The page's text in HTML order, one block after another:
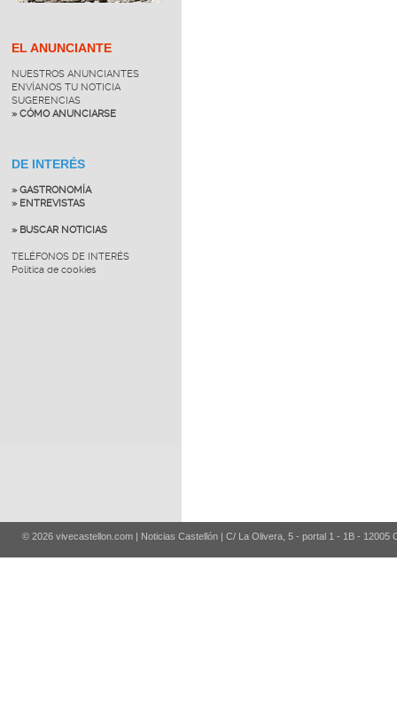
EL ANUNCIANTE
NUESTROS ANUNCIANTES
ENVÍANOS TU NOTICIA
SUGERENCIAS
» CÓMO ANUNCIARSE
DE INTERÉS
» GASTRONOMÍA
» ENTREVISTAS
» BUSCAR NOTICIAS
TELÉFONOS DE INTERÉS
Política de cookies
© 2026 vivecastellon.com | Noticias Castellón | C/ La Olivera, 5 - portal 1 - 1B - 12005